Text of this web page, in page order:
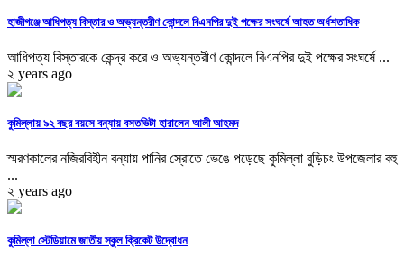
হাজীগঞ্জে আধিপত্য বিস্তার ও অভ্যন্তরীণ কোন্দলে বিএনপির দুই পক্ষের সংঘর্ষে আহত অর্ধশতাধিক
আধিপত্য বিস্তারকে কেন্দ্র করে ও অভ্যন্তরীণ কোন্দলে বিএনপির দুই পক্ষের সংঘর্ষে ...
২ years ago
কুমিল্লায় ৯২ বছর বয়সে বন্যায় বসতভিটা হারালেন আলী আহমদ
স্মরণকালের নজিরবিহীন বন্যায় পানির স্রোতে ভেঙে পড়েছে কুমিল্লা বুড়িচং উপজেলার বহু
...
২ years ago
কুমিল্লা স্টেডিয়ামে জাতীয় স্কুল ক্রিকেট উদ্বোধন